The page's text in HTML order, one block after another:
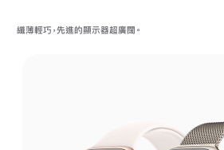
纖薄輕巧，先進的顯示器超廣闊。